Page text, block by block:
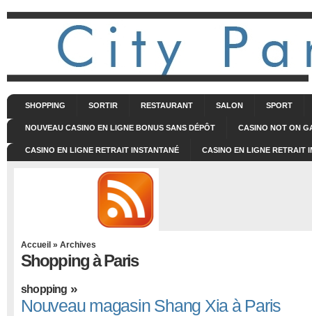
SHOPPING SORTIR RESTAURANT SALON SPORT
NOUVEAU CASINO EN LIGNE BONUS SANS DÉPÔT CASINO NOT ON
CASINO EN LIGNE RETRAIT INSTANTANÉ CASINO EN LIGNE RETRAIT
Accueil » Archives
Shopping à Paris
shopping »
Nouveau magasin Shang Xia à Paris